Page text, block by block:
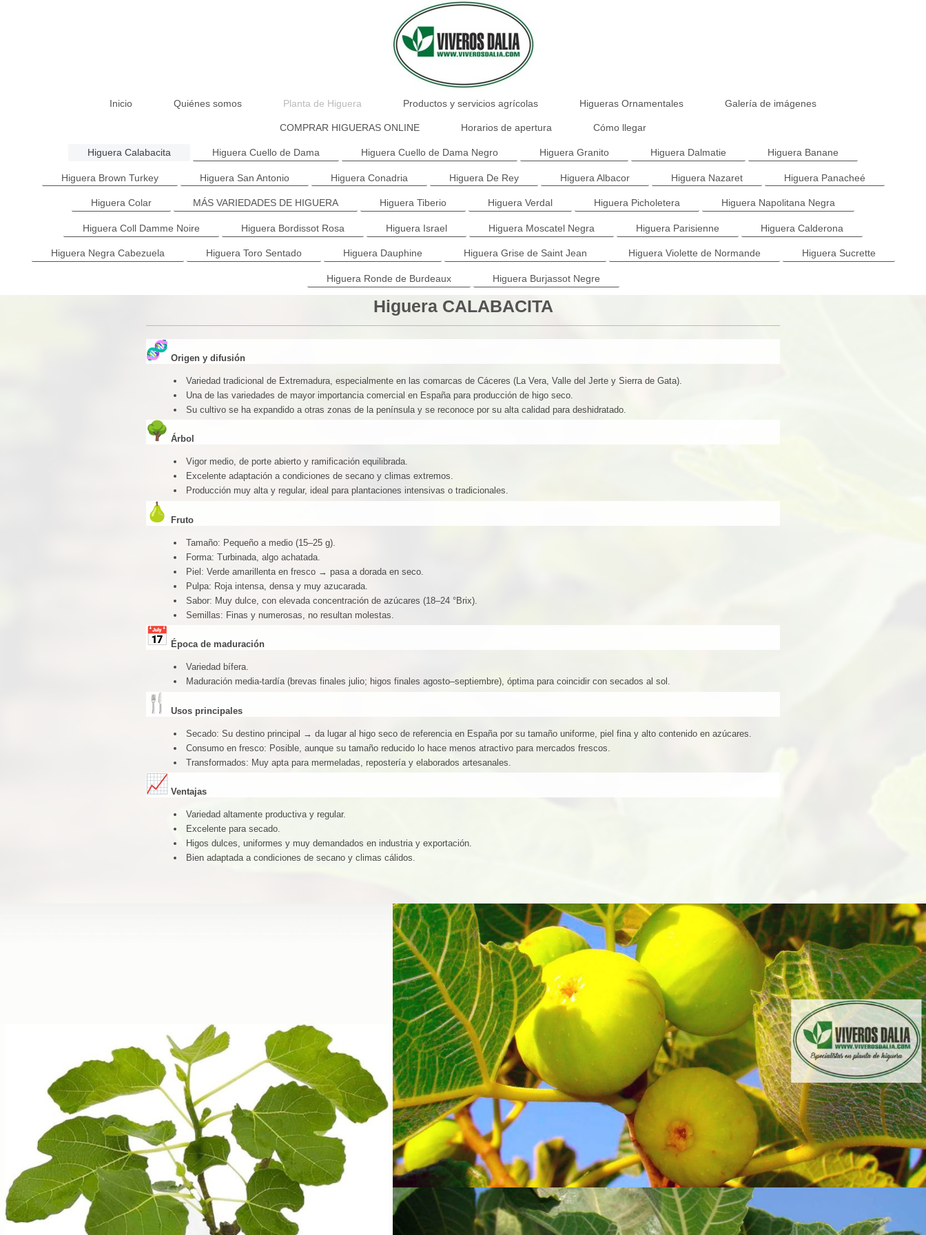
Inicio Quiénes somos Planta de Higuera Productos y servicios agrícolas Higueras Ornamentales Galería de imágenes
COMPRAR HIGUERAS ONLINE Horarios de apertura Cómo llegar
Higuera Calabacita Higuera Cuello de Dama Higuera Cuello de Dama Negro Higuera Granito Higuera Dalmatie Higuera Banane
Higuera Brown Turkey Higuera San Antonio Higuera Conadria Higuera De Rey Higuera Albacor Higuera Nazaret Higuera Panacheé
Higuera Colar MÁS VARIEDADES DE HIGUERA Higuera Tiberio Higuera Verdal Higuera Picholetera Higuera Napolitana Negra
Higuera Coll Damme Noire Higuera Bordissot Rosa Higuera Israel Higuera Moscatel Negra Higuera Parisienne Higuera Calderona
Higuera Negra Cabezuela Higuera Toro Sentado Higuera Dauphine Higuera Grise de Saint Jean Higuera Violette de Normande Higuera Sucrette
Higuera Ronde de Burdeaux Higuera Burjassot Negre
Higuera CALABACITA
Origen y difusión
Variedad tradicional de Extremadura, especialmente en las comarcas de Cáceres (La Vera, Valle del Jerte y Sierra de Gata).
Una de las variedades de mayor importancia comercial en España para producción de higo seco.
Su cultivo se ha expandido a otras zonas de la península y se reconoce por su alta calidad para deshidratado.
Árbol
Vigor medio, de porte abierto y ramificación equilibrada.
Excelente adaptación a condiciones de secano y climas extremos.
Producción muy alta y regular, ideal para plantaciones intensivas o tradicionales.
Fruto
Tamaño: Pequeño a medio (15–25 g).
Forma: Turbinada, algo achatada.
Piel: Verde amarillenta en fresco → pasa a dorada en seco.
Pulpa: Roja intensa, densa y muy azucarada.
Sabor: Muy dulce, con elevada concentración de azúcares (18–24 °Brix).
Semillas: Finas y numerosas, no resultan molestas.
Época de maduración
Variedad bífera.
Maduración media-tardía (brevas finales julio; higos finales agosto–septiembre), óptima para coincidir con secados al sol.
Usos principales
Secado: Su destino principal → da lugar al higo seco de referencia en España por su tamaño uniforme, piel fina y alto contenido en azúcares.
Consumo en fresco: Posible, aunque su tamaño reducido lo hace menos atractivo para mercados frescos.
Transformados: Muy apta para mermeladas, repostería y elaborados artesanales.
Ventajas
Variedad altamente productiva y regular.
Excelente para secado.
Higos dulces, uniformes y muy demandados en industria y exportación.
Bien adaptada a condiciones de secano y climas cálidos.